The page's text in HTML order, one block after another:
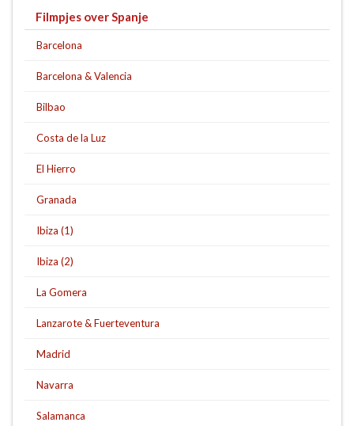
Filmpjes over Spanje
Barcelona
Barcelona & Valencia
Bilbao
Costa de la Luz
El Hierro
Granada
Ibiza (1)
Ibiza (2)
La Gomera
Lanzarote & Fuerteventura
Madrid
Navarra
Salamanca